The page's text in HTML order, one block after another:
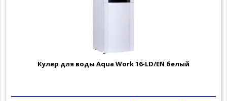
Кулер для воды Aqua Work 16-LD/EN белый